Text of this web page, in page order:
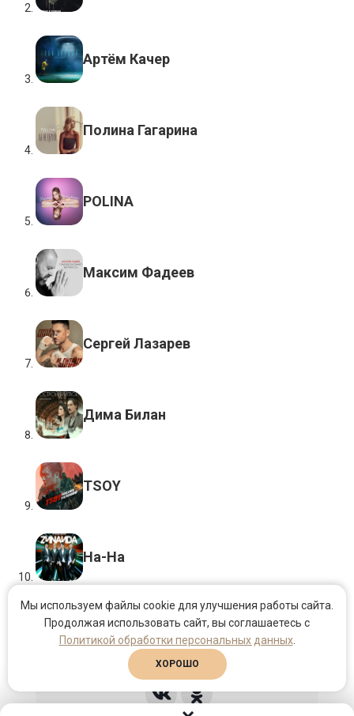
Артём Качер
Полина Гагарина
POLINA
Максим Фадеев
Сергей Лазарев
Дима Билан
TSOY
На-На
2013–2026 © Продюсерский центр поэта
Михаила Гуцериева.
Мы используем файлы cookie для улучшения работы сайта.
Продолжая использовать сайт, вы соглашаетесь с
Политикой обработки персональных данных.
ХОРОШО